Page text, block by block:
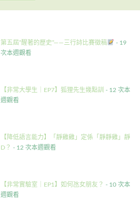
第五屆”醒著的歷史”——三行詩比賽徵稿
- 19
次本週觀看
【非常大學生｜EP7】狐狸先生幾點訓 - 12 次本
週觀看
【降低語言能力】「靜雞雞」定係「靜靜雞」靜
D？ - 12 次本週觀看
【非常實驗室｜EP1】如何氹女朋友？ - 10 次本
週觀看